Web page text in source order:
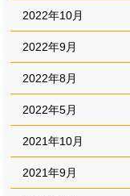
2022年10月
2022年9月
2022年8月
2022年5月
2021年10月
2021年9月